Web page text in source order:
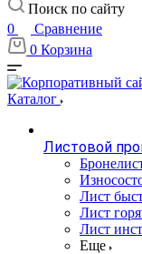
Поиск по сайту
0
Сравнение
0 Корзина
Каталог
Листовой
Лист
Лист
Лист
Еще